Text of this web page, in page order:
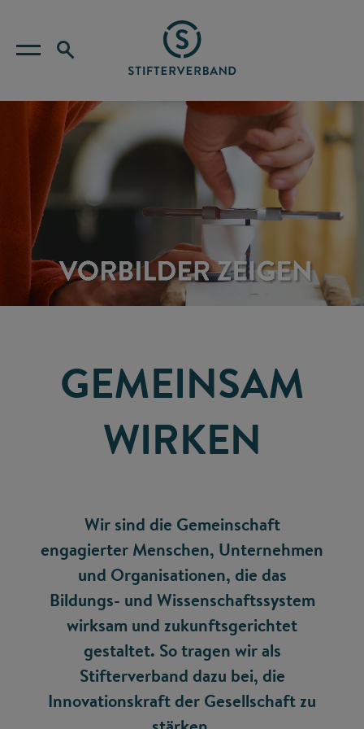
GEMEINSAM
WIRKEN
Wir sind die Gemeinschaft
engagierter Menschen, Unternehmen
und Organisationen, die das
Bildungs- und Wissenschaftssystem
wirksam und zukunftsgerichtet
gestaltet. So tragen wir als
Stifterverband dazu bei, die
Innovationskraft der Gesellschaft zu